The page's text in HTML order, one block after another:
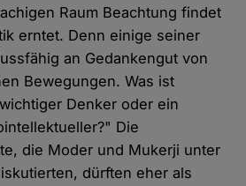
Raum Beachtung findet
erntet. Denn einige seiner
an Gedankengut von
Bewegungen. Was ist
Denker oder ein
Die
die Moder und Mukerji unter
dürften eher als